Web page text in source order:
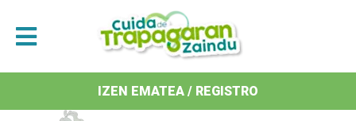
Antolatzaileak / Organizan
IZEN EMATEA / REGISTRO